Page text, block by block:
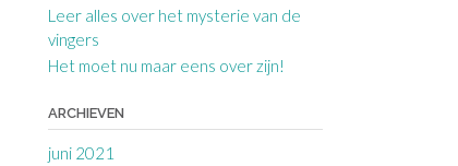
Leer alles over het mysterie van de
vingers
Het moet nu maar eens over zijn!
ARCHIEVEN
juni 2021